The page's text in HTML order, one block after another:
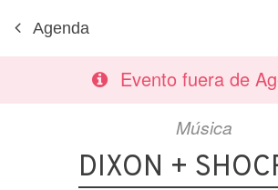
Agenda
Evento fuera de
Música
DIXON +